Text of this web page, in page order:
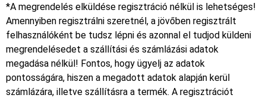
*A megrendelés elküldése regisztráció nélkül is lehetséges!
Amennyiben regisztrálni szeretnél, a jövőben regisztrált
felhasználóként be tudsz lépni és azonnal el tudjod küldeni
megrendelésedet a szállítási és számlázási adatok
megadása nélkül! Fontos, hogy ügyelj az adatok
pontosságára, hiszen a megadott adatok alapján kerül
számlázára, illetve szállításra a termék. A regisztrációt